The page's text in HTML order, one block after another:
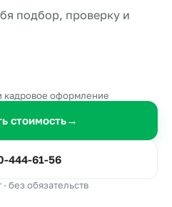
подбор, проверку и
кадровое оформление
стоимость→
444-61-56
без обязательств